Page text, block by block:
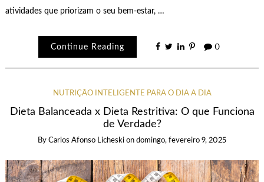
atividades que priorizam o seu bem-estar, …
Continue Reading 0
NUTRIÇÃO INTELIGENTE PARA O DIA A DIA
Dieta Balanceada x Dieta Restritiva: O que Funciona
de Verdade?
By Carlos Afonso Licheski on domingo, fevereiro 9, 2025